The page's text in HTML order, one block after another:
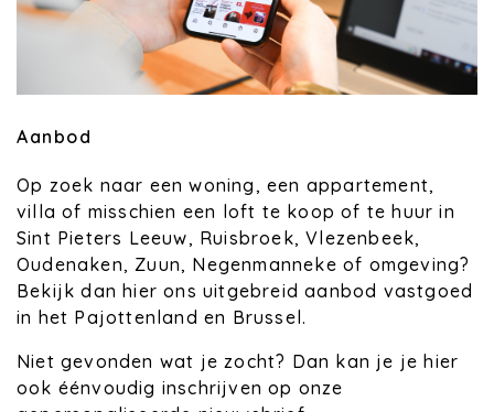
Aanbod
Op zoek naar een woning, een appartement,
villa of misschien een loft te koop of te huur in
Sint Pieters Leeuw, Ruisbroek, Vlezenbeek,
Oudenaken, Zuun, Negenmanneke of omgeving?
Bekijk dan hier ons uitgebreid aanbod vastgoed
in het Pajottenland en Brussel.
Niet gevonden wat je zocht? Dan kan je je hier
ook éénvoudig inschrijven op onze